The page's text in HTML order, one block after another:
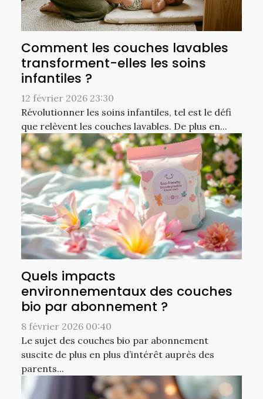
Comment les couches lavables
transforment-elles les soins
infantiles ?
12 février 2026 23:30
Révolutionner les soins infantiles, tel est le défi
que relèvent les couches lavables. De plus en...
Quels impacts
environnementaux des couches
bio par abonnement ?
8 février 2026 00:40
Le sujet des couches bio par abonnement
suscite de plus en plus d’intérêt auprès des
parents...